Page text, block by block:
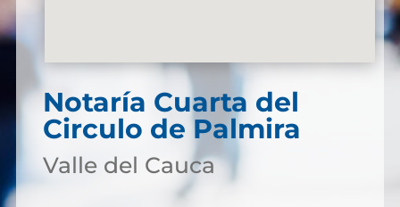
Notaría Cuarta del
Circulo de Palmira
Valle del Cauca